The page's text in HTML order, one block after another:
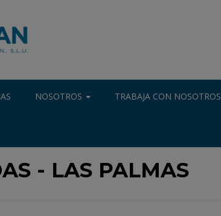
NOSOTROS TRABAJA CON NOSOTROS
- LAS PALMAS